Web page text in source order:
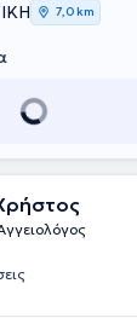
7,0 km